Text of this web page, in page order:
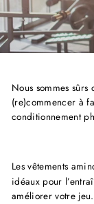
Nous sommes sûrs
(re)commencer à
conditionnement
Les vêtements
idéaux pour
améliorer votre jeu.